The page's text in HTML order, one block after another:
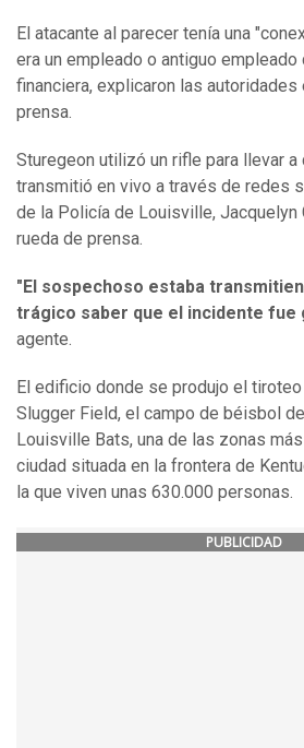
El atacante al parecer tenía una
era un empleado o antiguo
financiera, explicaron las autoridades
prensa.
Sturegeon utilizó un rifle para llevar
transmitió en vivo a través de redes
de la Policía de Louisville, Jacquelyn
rueda de prensa.
"El sospechoso estaba
trágico saber que el incidente fue
agente.
El edificio donde se produjo el
Slugger Field, el campo de béisbol
Louisville Bats, una de las zonas
ciudad situada en la frontera de
la que viven unas 630.000 personas.
PUBLICIDAD